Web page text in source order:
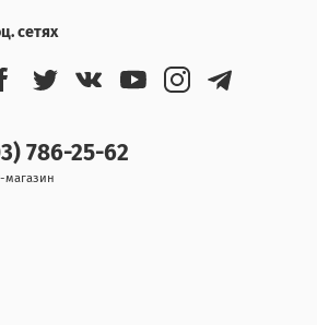
сетях
786-25-62
магазин